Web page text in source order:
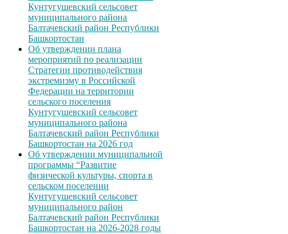
Кунтугушевский сельсовет
муниципального района
Балтачевский район Республики
Башкортостан
Об утверждении плана
мероприятий по реализации
Стратегии противодействия
экстремизму в Российской
Федерации на территории
сельского поселения
Кунтугушевский сельсовет
муниципального района
Балтачевский район Республики
Башкортостан на 2026 год
Об утверждении муниципальной
программы “Развитие
физической культуры, спорта в
сельском поселении
Кунтугушевский сельсовет
муниципального район
Балтачевский район Республики
Башкортостан на 2026-2028 годы